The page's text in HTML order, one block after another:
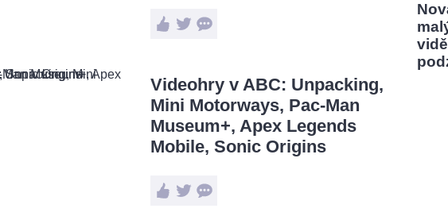
Videohry v ABC: Unpacking,
Mini Motorways, Pac-Man
Museum+, Apex Legends
Mobile, Sonic Origins